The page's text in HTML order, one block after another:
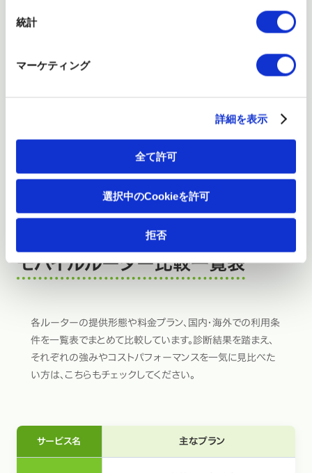
統計
マーケティング
詳細を表示
全て許可
選択中のCookieを許可
拒否
モバイルルーター比較一覧表
各ルーターの提供形態や料金プラン、国内・海外での利用条
件を一覧表でまとめて比較しています。診断結果を踏まえ、
それぞれの強みやコストパフォーマンスを一気に見比べた
い方は、こちらもチェックしてください。
サービス名 主なプラン